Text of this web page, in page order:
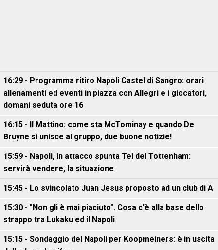
16:29 - Programma ritiro Napoli Castel di Sangro: orari
allenamenti ed eventi in piazza con Allegri e i giocatori,
domani seduta ore 16
16:15 - Il Mattino: come sta McTominay e quando De
Bruyne si unisce al gruppo, due buone notizie!
15:59 - Napoli, in attacco spunta Tel del Tottenham:
servirà vendere, la situazione
15:45 - Lo svincolato Juan Jesus proposto ad un club di A
15:30 - "Non gli è mai piaciuto". Cosa c'è alla base dello
strappo tra Lukaku ed il Napoli
15:15 - Sondaggio del Napoli per Koopmeiners: è in uscita